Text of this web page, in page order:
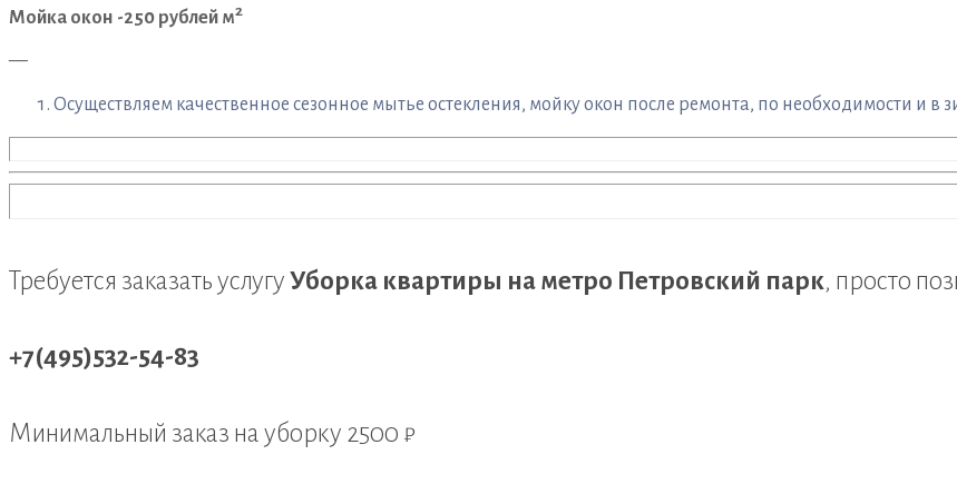
Мойка окон -250 рублей м2
—
Осуществляем качественное сезонное мытье остекления, мойку окон после ремонта, по необходимости и в
Требуется заказать услугу Уборка квартиры на метро Петровский парк, просто
+7(495)532-54-83
Минимальный заказ на уборку 2500 ₽